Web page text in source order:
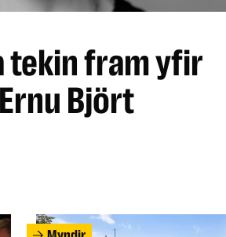
tekin fram yfir
Björt